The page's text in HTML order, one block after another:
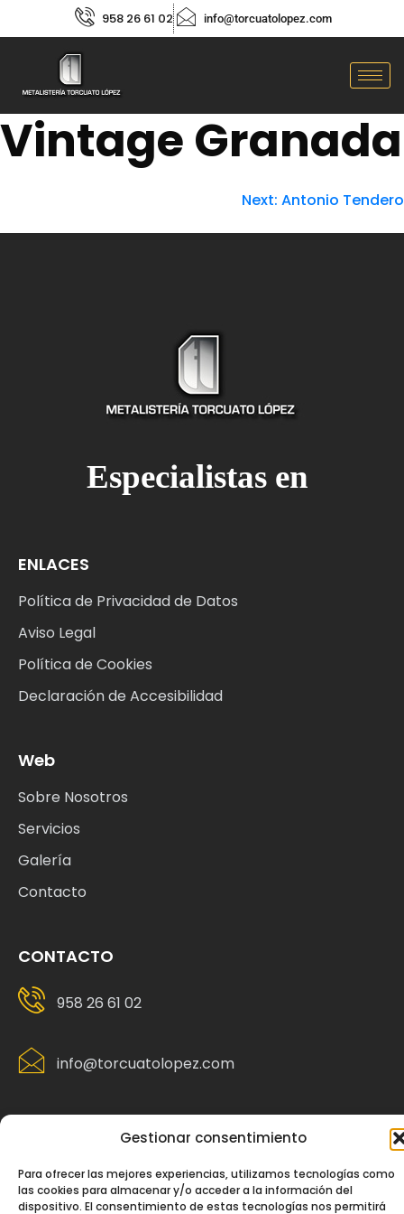
Gestionar consentimiento
Para ofrecer las mejores experiencias, utilizamos tecnologías como
las cookies para almacenar y/o acceder a la información del
dispositivo. El consentimiento de estas tecnologías nos permitirá
958 26 61 02 info@torcuatolopez.com
Vintage Granada
Next: Antonio Tendero
Especialistas en
ENLACES
Política de Privacidad de Datos
Aviso Legal
Política de Cookies
Declaración de Accesibilidad
Web
Sobre Nosotros
Servicios
Galería
Contacto
CONTACTO
958 26 61 02
info@torcuatolopez.com